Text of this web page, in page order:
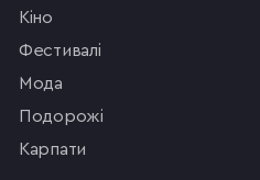
кіно
фестивалі
мода
подорожі
Карпати